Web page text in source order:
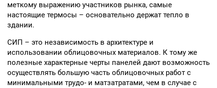
меткому выражению участников рынка, самые
настоящие термосы – основательно держат тепло в
здании.
СИП – это независимость в архитектуре и
использовании облицовочных материалов. К тому же
полезные характерные черты панелей дают возможность
осуществлять большую часть облицовочных работ с
минимальными трудо- и матзатратами, чем в случае с